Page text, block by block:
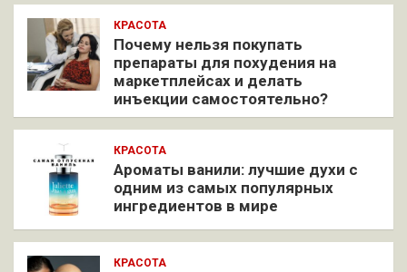
КРАСОТА
Почему нельзя покупать
препараты для похудения на
маркетплейсах и делать
инъекции самостоятельно?
КРАСОТА
Ароматы ванили: лучшие духи с
одним из самых популярных
ингредиентов в мире
КРАСОТА